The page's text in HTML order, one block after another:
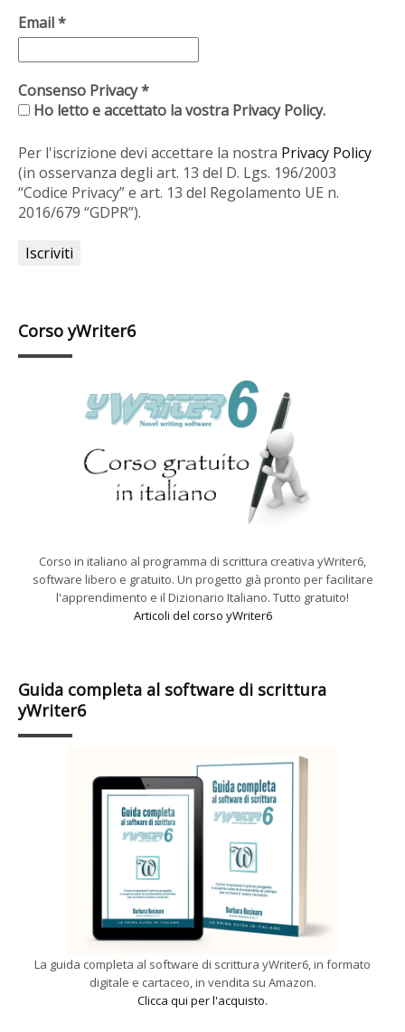
Email*
Consenso Privacy*
Ho letto e accettato la vostra Privacy Policy.
Per l'iscrizione devi accettare la nostra Privacy Policy
(in osservanza degli art. 13 del D. Lgs. 196/2003
“Codice Privacy” e art. 13 del Regolamento UE n.
2016/679 “GDPR”).
Corso yWriter6
Corso in italiano al programma di scrittura creativa yWriter6,
software libero e gratuito. Un progetto già pronto per facilitare
l'apprendimento e il Dizionario Italiano. Tutto gratuito!
Articoli del corso yWriter6
Guida completa al software di scrittura
yWriter6
La guida completa al software di scrittura yWriter6, in formato
digitale e cartaceo, in vendita su Amazon.
Clicca qui per l'acquisto.